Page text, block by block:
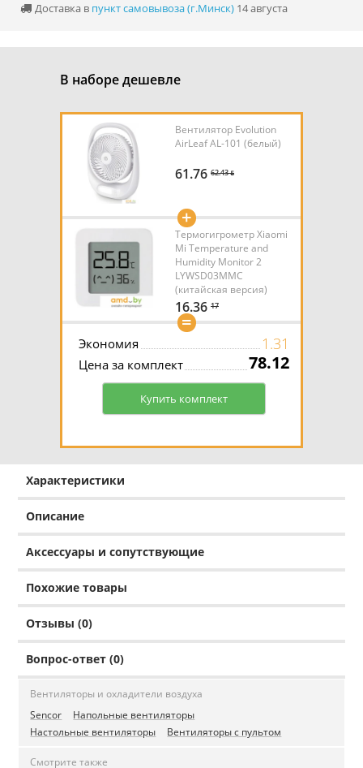
Доставка в пункт самовывоза (г.Минск) 14 августа
В наборе дешевле
Вентилятор Evolution
AirLeaf AL-101 (белый)
61.76 62.43 ƃ
+
Термогигрометр Xiaomi
Mi Temperature and
Humidity Monitor 2
LYWSD03MMC
(китайская версия)
16.36 17
=
Экономия 1.31
Цена за комплект 78.12
Купить комплект
Характеристики
Описание
Аксессуары и сопутствующие
Похожие товары
Отзывы (0)
Вопрос-ответ (0)
Вентиляторы и охладители воздуха
Sencor
Напольные вентиляторы
Настольные вентиляторы
Вентиляторы с пультом
Смотрите также